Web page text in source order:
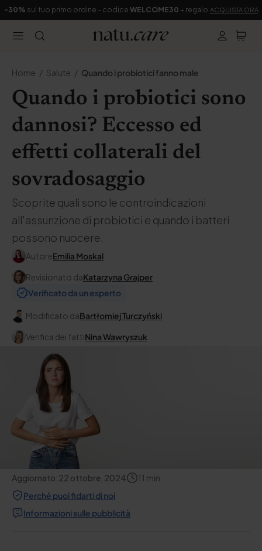
-30% sul tuo primo ordine - codice WELCOME30 + regalo ACQUISTA ORA
Home Salute Quando i probiotici fanno male
Quando i probiotici sono
dannosi? Eccesso ed
effetti collaterali del
sovradosaggio
Scoprite quali sono le controindicazioni
all'assunzione di probiotici e quando i batteri
possono nuocere.
AutoreEmilia Moskal
Revisionato daKatarzyna Grajper
Verificato da un esperto
Modificato daBartłomiej Turczyński
Verifica dei fattiNina Wawryszuk
Aggiornato:22 ottobre, 2024 11 min
Perché puoi fidarti di noi
Informazioni sulle pubblicità